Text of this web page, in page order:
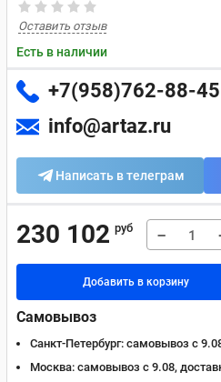
Оставить отзыв
Есть в наличии
+7(958)762-88-45
info@artaz.ru
Написать в телеграм
230 102 руб −
Добавить в корзину
Самовывоз
Санкт-Петербург: самовывоз с
Москва: самовывоз с 9.08,